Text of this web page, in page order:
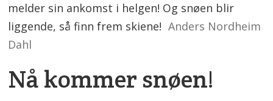
melder sin ankomst i helgen! Og snøen blir
liggende, så finn frem skiene! Anders Nordheim
Dahl
Nå kommer snøen!